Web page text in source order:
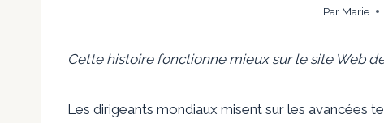
Par Marie
Cette histoire fonctionne mieux sur le site Web
Les dirigeants mondiaux misent sur les avancées